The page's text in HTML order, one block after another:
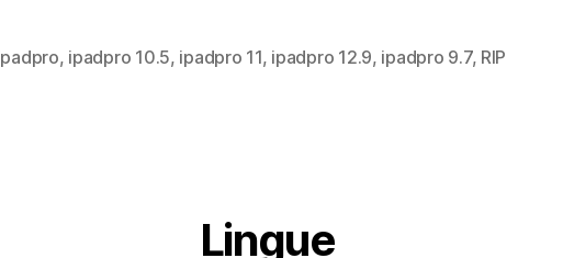
e
, ipadpro 10.5, ipadpro 11, ipadpro 12.9, ipadpro 9.7, RIP
Lingue